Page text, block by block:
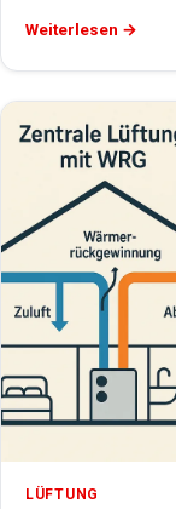
Weiterlesen →
LÜFTUNG